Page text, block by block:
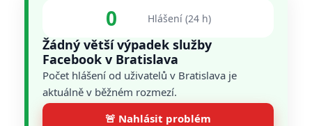
0 Hlášení (24 h)
Žádný větší výpadek služby
Facebook v Bratislava
Počet hlášení od uživatelů v Bratislava je
aktuálně v běžném rozmezí.
🚨 Nahlásit problém